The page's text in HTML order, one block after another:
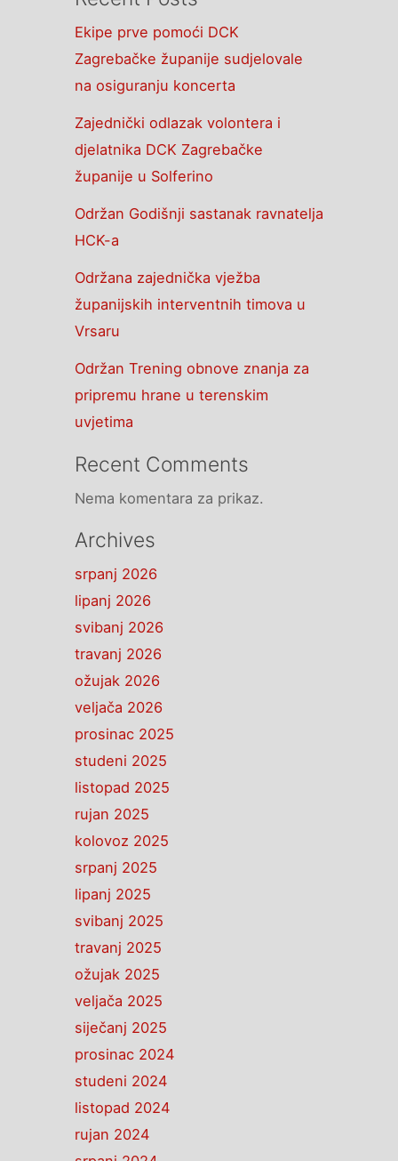
Ekipe prve pomoći DCK
Zagrebačke županije sudjelovale
na osiguranju koncerta
Zajednički odlazak volontera i
djelatnika DCK Zagrebačke
županije u Solferino
Održan Godišnji sastanak ravnatelja
HCK-a
Održana zajednička vježba
županijskih interventnih timova u
Vrsaru
Održan Trening obnove znanja za
pripremu hrane u terenskim
uvjetima
Recent Comments
Nema komentara za prikaz.
Archives
srpanj 2026
lipanj 2026
svibanj 2026
travanj 2026
ožujak 2026
veljača 2026
prosinac 2025
studeni 2025
listopad 2025
rujan 2025
kolovoz 2025
srpanj 2025
lipanj 2025
svibanj 2025
travanj 2025
ožujak 2025
veljača 2025
siječanj 2025
prosinac 2024
studeni 2024
listopad 2024
rujan 2024